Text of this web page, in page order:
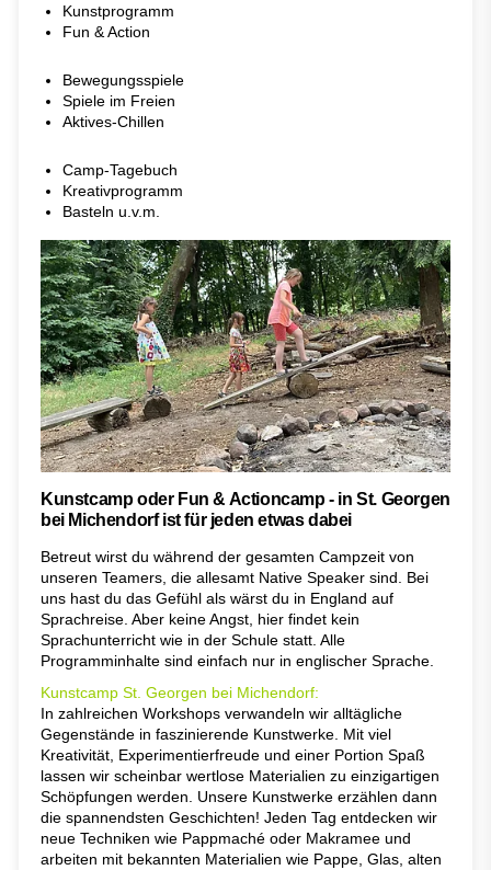
Kunstprogramm
Fun & Action
Bewegungsspiele
Spiele im Freien
Aktives-Chillen
Camp-Tagebuch
Kreativprogramm
Basteln u.v.m.
Kunstcamp oder Fun & Actioncamp - in St. Georgen
bei Michendorf ist für jeden etwas dabei
Betreut wirst du während der gesamten Campzeit von
unseren Teamers, die allesamt Native Speaker sind. Bei
uns hast du das Gefühl als wärst du in England auf
Sprachreise. Aber keine Angst, hier findet kein
Sprachunterricht wie in der Schule statt. Alle
Programminhalte sind einfach nur in englischer Sprache.
Kunstcamp St. Georgen bei Michendorf:
In zahlreichen Workshops verwandeln wir alltägliche
Gegenstände in faszinierende Kunstwerke. Mit viel
Kreativität, Experimentierfreude und einer Portion Spaß
lassen wir scheinbar wertlose Materialien zu einzigartigen
Schöpfungen werden. Unsere Kunstwerke erzählen dann
die spannendsten Geschichten! Jeden Tag entdecken wir
neue Techniken wie Pappmaché oder Makramee und
arbeiten mit bekannten Materialien wie Pappe, Glas, alten